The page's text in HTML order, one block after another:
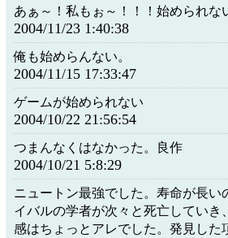
あぁ～！私もぉ～！！！始められな
2004/11/23 1:40:38
俺も始めらんない。
2004/11/15 17:33:47
ゲームが始められない
2004/10/22 21:56:54
つまんなくはなかった。良作
2004/10/21 5:8:29
ニュートン最強でした。寿命が長
イバルの学者が次々と死亡してい
感はちょっとアレでした。発見し